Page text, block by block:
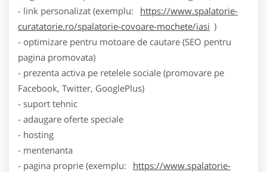
- link personalizat (exemplu:
https://www.spalatorie-
curatatorie.ro/spalatorie-covoare-mochete/iasi )
- optimizare pentru motoare de cautare (SEO pentru
pagina promovata)
- prezenta activa pe retelele sociale (promovare pe
Facebook, Twitter, GooglePlus)
- suport tehnic
- adaugare oferte speciale
- hosting
- mentenanta
- pagina proprie (exemplu:
https://www.spalatorie-